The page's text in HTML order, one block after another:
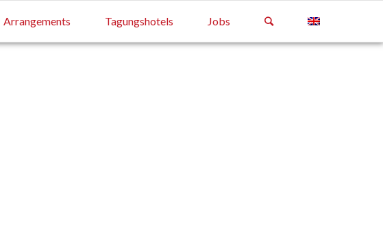
Arrangements Tagungshotels Jobs